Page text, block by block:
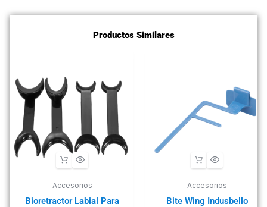
Productos Similares
Accesorios
Bioretractor Labial Para
Accesorios
Bite Wing Indusbello